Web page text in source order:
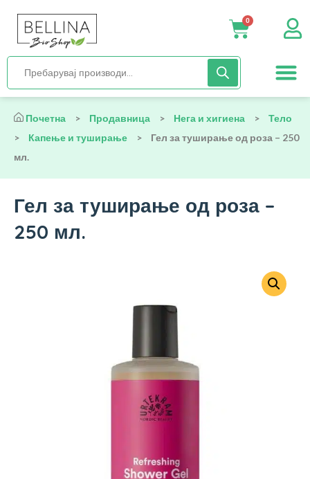
0
Почетна > Продавница > Нега и хигиена >
Тело
>
Капење и туширање >
Гел за туширање од роза – 250
мл.
Гел за туширање од роза –
250 мл.